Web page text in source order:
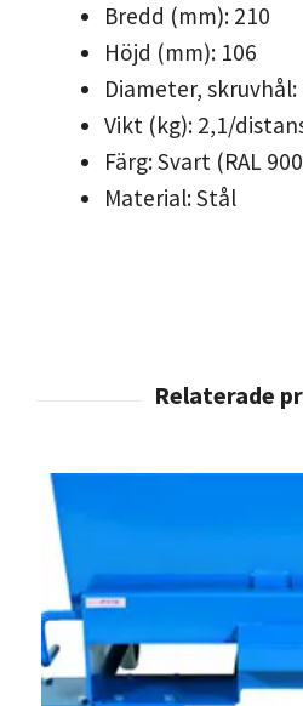
Bredd (mm): 210
Höjd (mm): 106
Diameter, skruvhål:
Vikt (kg): 2,1/
Färg: Svart (RAL
Material: Stål